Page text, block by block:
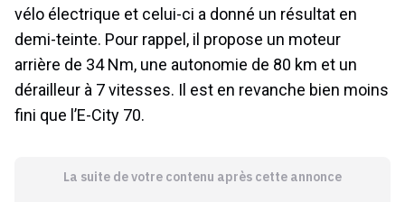
vélo électrique et celui-ci a donné un résultat en
demi-teinte. Pour rappel, il propose un moteur
arrière de 34 Nm, une autonomie de 80 km et un
dérailleur à 7 vitesses. Il est en revanche bien moins
fini que l’E-City 70.
La suite de votre contenu après cette annonce